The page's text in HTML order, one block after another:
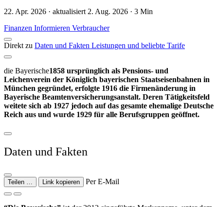
22. Apr. 2026 · aktualisiert 2. Aug. 2026 · 3 Min
Finanzen Informieren Verbraucher
Direkt zu Daten und Fakten Leistungen und beliebte Tarife
die Bayerische1858 ursprünglich als Pensions- und
Leichenverein der Königlich bayerischen Staatseisenbahnen in
München gegründet, erfolgte 1916 die Firmenänderung in
Bayerische Beamtenversicherungsanstalt. Deren Tätigkeitsfeld
weitete sich ab 1927 jedoch auf das gesamte ehemalige Deutsche
Reich aus und wurde 1929 für alle Berufsgruppen geöffnet.
Daten und Fakten
Teilen … Link kopieren Per E-Mail